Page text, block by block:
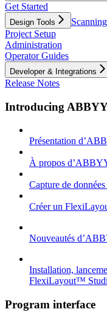
Get Started
Design Tools
Project Setup
Administration
Operator Guides
Developer & Integrations
Release Notes
Introducing
Présentation
À propos
Capture de
Créer un
Nouveautés
Installation,
FlexiLayout™
Program interface